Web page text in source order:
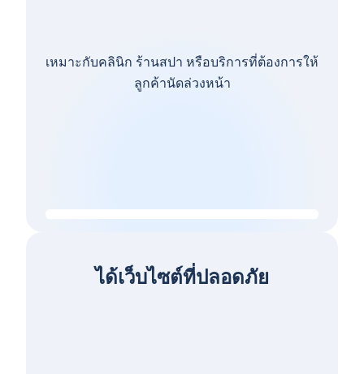
เหมาะกับคลินิก ร้านสปา หรือบริการที่ต้องการให้
ลูกค้านัดล่วงหน้า
ได้เว็บไซต์ที่ปลอดภัย